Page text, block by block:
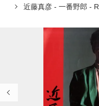
近藤真彦 - 一番野郎 - R